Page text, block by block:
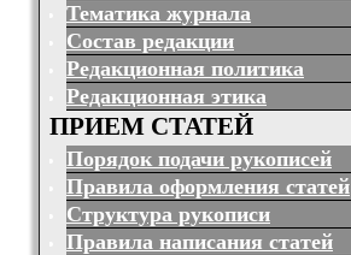
Тематика журнала
Состав редакции
Редакционная политика
Редакционная этика
ПРИЕМ СТАТЕЙ
Порядок подачи рукописей
Правила оформления статей
Структура рукописи
Правила написания статей